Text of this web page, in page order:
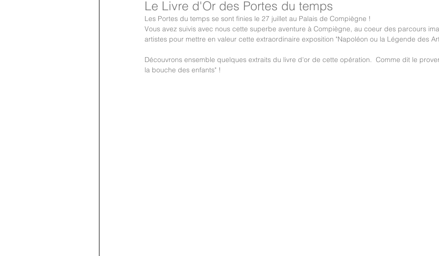
Le Livre d'Or des Portes du temps
Les Portes du temps se sont finies le 27 juillet au Palais de Compiègne !
Vous avez suivis avec nous cette superbe aventure à Compiègne, au coeur des parcours
artistes pour mettre en valeur cette extraordinaire exposition "Napoléon ou la Légende des
Découvrons ensemble quelques extraits du livre d'or de cette opération.  Comme dit le
la bouche des enfants" !